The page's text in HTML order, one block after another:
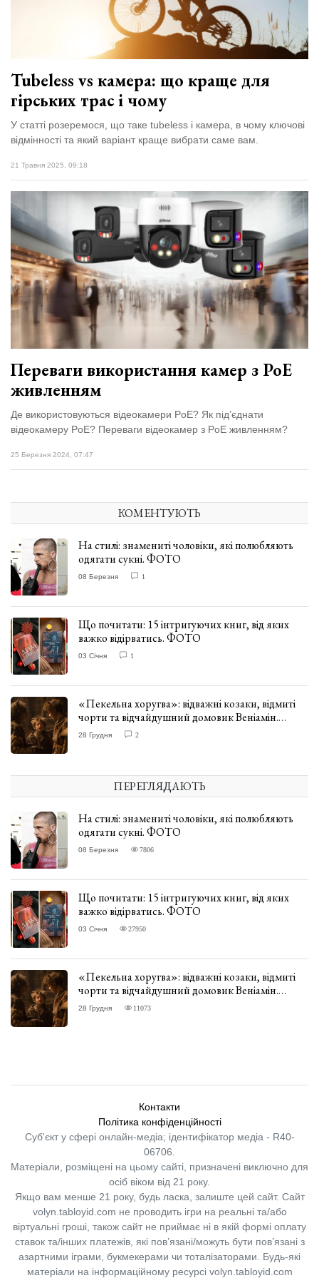
залишив у
Луцьку
три...
27 Липня 2026
684 переглядів
Персона
Лайф
Афіша
ZONE 18+
Контакти
Політика конфіденційності
Tubeless vs камера: що краще для
гірських трас і чому
У статті розеремося, що таке tubeless і камера, в чому ключові
відмінності та який варіант краще вибрати саме вам.
21 Травня 2025, 09:18
Переваги використання камер з PoE
живленням
Де використовуються відеокамери PoE? Як під’єднати
відеокамеру PoE? Переваги відеокамер з PoE живленням?
25 Березня 2024, 07:47
КОМЕНТУЮТЬ
На стилі: знамениті чоловіки, які полюбляють
одягати сукні. ФОТО
08 Березня 1
Що почитати: 15 інтригуючих книг, від яких
важко відірватись. ФОТО
03 Січня 1
«Пекельна хоругва»: відважні козаки, відмиті
чорти та відчайдушний домовик Веніамін.
ВІДГУК
28 Грудня 2
ПЕРЕГЛЯДАЮТЬ
На стилі: знамениті чоловіки, які полюбляють
одягати сукні. ФОТО
08 Березня 7806
Що почитати: 15 інтригуючих книг, від яких
важко відірватись. ФОТО
03 Січня 27950
«Пекельна хоругва»: відважні козаки, відмиті
чорти та відчайдушний домовик Веніамін.
ВІДГУК
28 Грудня 11073
Контакти
Політика конфіденційності
Суб'єкт у сфері онлайн-медіа; ідентифікатор медіа - R40-
06706.
Матеріали, розміщені на цьому сайті, призначені виключно для
осіб віком від 21 року.
Якщо вам менше 21 року, будь ласка, залиште цей сайт. Сайт
volyn.tabloyid.com не проводить ігри на реальні та/або
віртуальні гроші, також сайт не приймає ні в якій формі оплату
ставок та/інших платежів, які пов’язані/можуть бути пов’язані з
азартними іграми, букмекерами чи тоталізаторами. Будь-які
матеріали на інформаційному ресурсі volyn.tabloyid.com